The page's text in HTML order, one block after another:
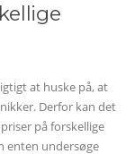
at huske på, at
Derfor kan det
på forskellige
enten undersøge